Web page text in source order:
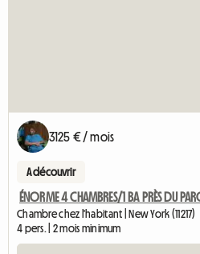
3125 € / mois
A découvrir
ÉNORME 4 CHAMBRES/1 BA PRÈS DU
Chambre chez l'habitant | New York (11217)
4 pers. | 2 mois minimum